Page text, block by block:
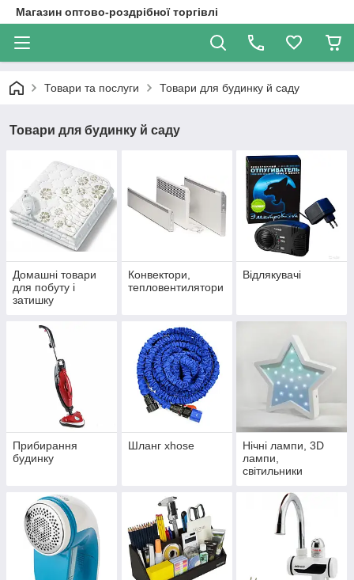
Магазин оптово-роздрібної торгівлі
Товари та послуги Товари для будинку й саду
Товари для будинку й саду
Домашні товари
для побуту і
затишку
Конвектори,
тепловентилятори
Відлякувачі
Прибирання
будинку
Шланг xhose
Нічні лампи, 3D
лампи,
світильники